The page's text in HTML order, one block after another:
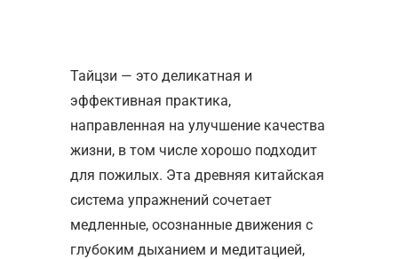
Тайцзи — это деликатная и
эффективная практика,
направленная на улучшение качества
жизни, в том числе хорошо подходит
для пожилых. Эта древняя китайская
система упражнений сочетает
медленные, осознанные движения с
глубоким дыханием и медитацией,